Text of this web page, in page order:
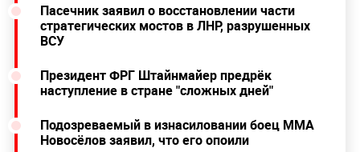
Пасечник заявил о восстановлении части
стратегических мостов в ЛНР, разрушенных
ВСУ
Президент ФРГ Штайнмайер предрёк
наступление в стране "сложных дней"
Подозреваемый в изнасиловании боец ММА
Новосёлов заявил, что его опоили